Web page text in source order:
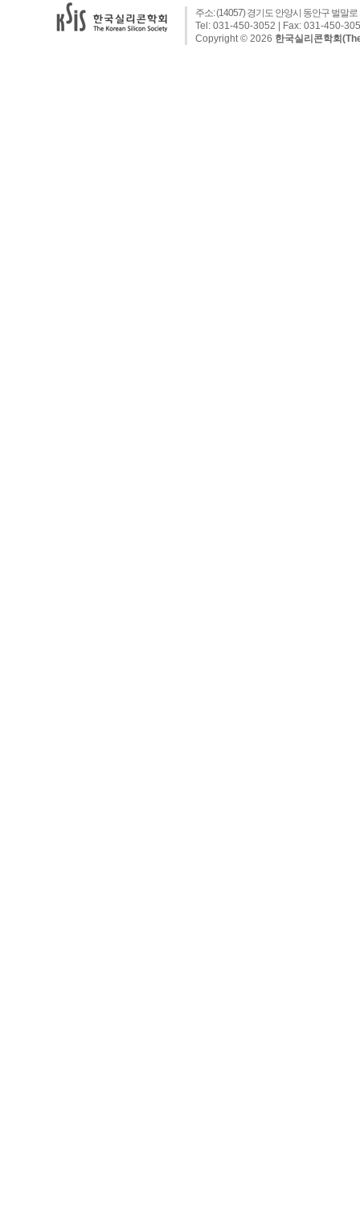
주소: (14057) 경기도 안양시 동안구 벌말
Tel: 031-450-3052 | Fax: 031-450-
Copyright © 2026 한국실리콘학회